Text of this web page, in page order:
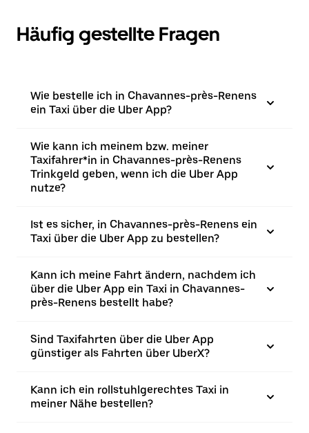
Häufig gestellte Fragen
Wie bestelle ich in Chavannes-près-Renens
ein Taxi über die Uber App?
Wie kann ich meinem bzw. meiner
Taxifahrer*in in Chavannes-près-Renens
Trinkgeld geben, wenn ich die Uber App
nutze?
Ist es sicher, in Chavannes-près-Renens ein
Taxi über die Uber App zu bestellen?
Kann ich meine Fahrt ändern, nachdem ich
über die Uber App ein Taxi in Chavannes-
près-Renens bestellt habe?
Sind Taxifahrten über die Uber App
günstiger als Fahrten über UberX?
Kann ich ein rollstuhlgerechtes Taxi in
meiner Nähe bestellen?